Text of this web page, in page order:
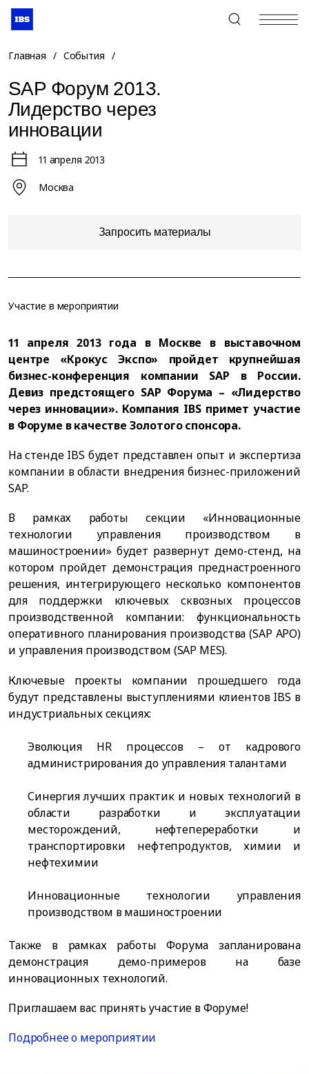
+7 (495) 967-80-80
Главная / События /
SAP Форум 2013.
Лидерство через
инновации
11 апреля 2013
Москва
Запросить материалы
Участие в мероприятии
11 апреля 2013 года в Москве в выставочном
центре «Крокус Экспо» пройдет крупнейшая
бизнес-конференция компании SAP в России.
Девиз предстоящего SAP Форума – «Лидерство
через инновации». Компания IBS примет участие
в Форуме в качестве Золотого спонсора.
На стенде IBS будет представлен опыт и экспертиза
компании в области внедрения бизнес-приложений
SAP.
В рамках работы секции «Инновационные
технологии управления производством в
машиностроении» будет развернут демо-стенд, на
котором пройдет демонстрация преднастроенного
решения, интегрирующего несколько компонентов
для поддержки ключевых сквозных процессов
производственной компании: функциональность
оперативного планирования производства (SAP APO)
и управления производством (SAP MES).
Ключевые проекты компании прошедшего года
будут представлены выступлениями клиентов IBS в
индустриальных секциях:
Эволюция HR процессов – от кадрового
администрирования до управления талантами
Синергия лучших практик и новых технологий в
области разработки и эксплуатации
месторождений, нефтепереработки и
транспортировки нефтепродуктов, химии и
нефтехимии
Инновационные технологии управления
производством в машиностроении
Также в рамках работы Форума запланирована
демонстрация демо-примеров на базе
инновационных технологий.
Приглашаем вас принять участие в Форуме!
Подробнее о мероприятии